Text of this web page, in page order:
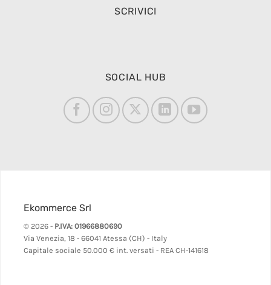
SCRIVICI
SOCIAL HUB
Ekommerce Srl
© 2026 - P.IVA: 01966880690
Via Venezia, 18 - 66041 Atessa (CH) - Italy
Capitale sociale 50.000 € int. versati - REA CH-141618